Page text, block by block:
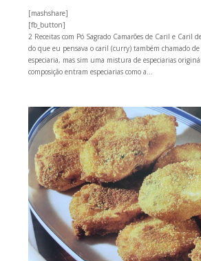
[mashshare]
[fb_button]
2 Receitas com Pó Sagrado Camarões de Caril e
do que eu pensava o caril (curry) também chamado
especiaria, mas sim uma mistura de especiarias
composição entram especiarias como a...